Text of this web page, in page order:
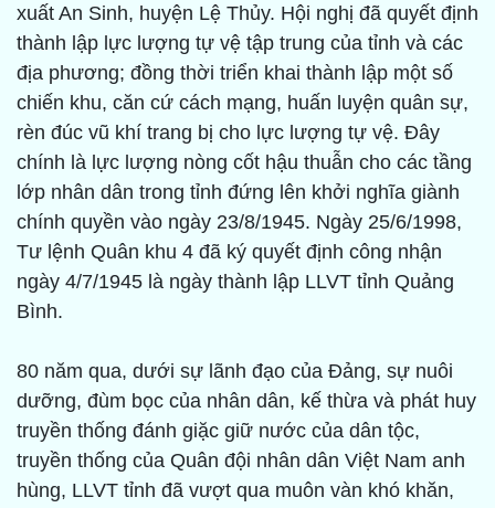
xuất An Sinh, huyện Lệ Thủy. Hội nghị đã quyết định
thành lập lực lượng tự vệ tập trung của tỉnh và các
địa phương; đồng thời triển khai thành lập một số
chiến khu, căn cứ cách mạng, huấn luyện quân sự,
rèn đúc vũ khí trang bị cho lực lượng tự vệ. Đây
chính là lực lượng nòng cốt hậu thuẫn cho các tầng
lớp nhân dân trong tỉnh đứng lên khởi nghĩa giành
chính quyền vào ngày 23/8/1945. Ngày 25/6/1998,
Tư lệnh Quân khu 4 đã ký quyết định công nhận
ngày 4/7/1945 là ngày thành lập LLVT tỉnh Quảng
Bình.
80 năm qua, dưới sự lãnh đạo của Đảng, sự nuôi
dưỡng, đùm bọc của nhân dân, kế thừa và phát huy
truyền thống đánh giặc giữ nước của dân tộc,
truyền thống của Quân đội nhân dân Việt Nam anh
hùng, LLVT tỉnh đã vượt qua muôn vàn khó khăn,